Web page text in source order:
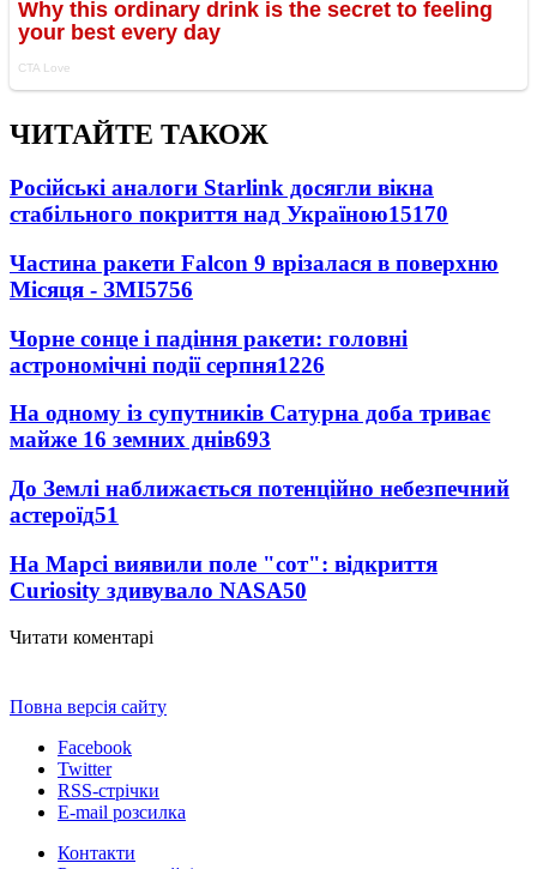
ЧИТАЙТЕ ТАКОЖ
Російські аналоги Starlink досягли вікна
стабільного покриття над Україною15170
Частина ракети Falcon 9 врізалася в поверхню
Місяця - ЗМІ5756
Чорне сонце і падіння ракети: головні
астрономічні події серпня1226
На одному із супутників Сатурна доба триває
майже 16 земних днів693
До Землі наближається потенційно небезпечний
астероїд51
На Марсі виявили поле "сот": відкриття
Curiosity здивувало NASA50
Читати коментарі
Повна версія сайту
Facebook
Twitter
RSS-стрічки
E-mail розсилка
Контакти